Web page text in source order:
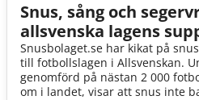
Snus, sång och
allsvenska lagens
Snusbolaget.se har kikat på
till fotbollslagen i Allsvenskan.
genomförd på nästan 2 000
om i landet, visar att snus inte